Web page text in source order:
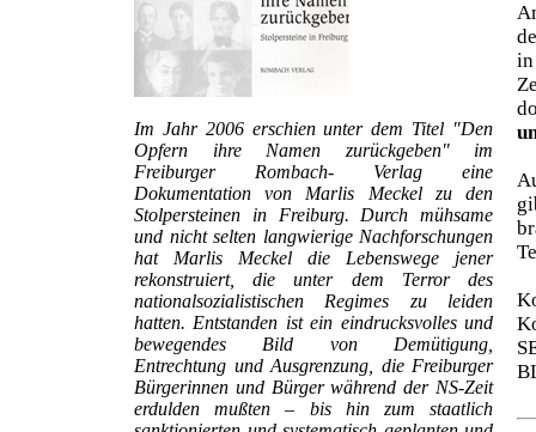
Im Jahr 2006 erschien unter dem Titel "Den
Opfern ihre Namen zurückgeben" im
Freiburger Rombach- Verlag eine
Dokumentation von Marlis Meckel zu den
Stolpersteinen in Freiburg. Durch mühsame
und nicht selten langwierige Nachforschungen
hat Marlis Meckel die Lebenswege jener
rekonstruiert, die unter dem Terror des
nationalsozialistischen Regimes zu leiden
hatten. Entstanden ist ein eindrucksvolles und
bewegendes Bild von Demütigung,
Entrechtung und Ausgrenzung, die Freiburger
Bürgerinnen und Bürger während der NS-Zeit
erdulden mußten – bis hin zum staatlich